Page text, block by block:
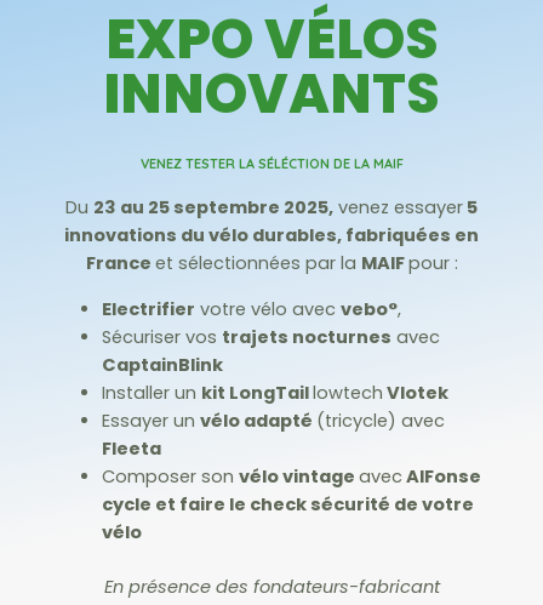
EXPO VÉLOS
INNOVANTS
VENEZ TESTER LA SÉLÉCTION DE LA MAIF
Du 23 au 25 septembre 2025, venez essayer 5
innovations du vélo durables, fabriquées en
France et sélectionnées par la MAIFpour :
Electrifier votre vélo avec vebo°,
Sécuriser vos trajets nocturnes avec
CaptainBlink
Installer un kit LongTaillowtech Vlotek
Essayer un vélo adapté (tricycle) avec
Fleeta
Composer son vélo vintage avec AlFonse
cycle et faire le check sécurité de votre
vélo
En présence des fondateurs-fabricant